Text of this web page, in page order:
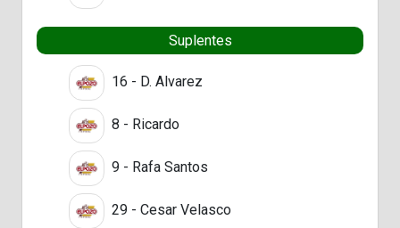
Suplentes
16 - D. Alvarez
8 - Ricardo
9 - Rafa Santos
29 - Cesar Velasco